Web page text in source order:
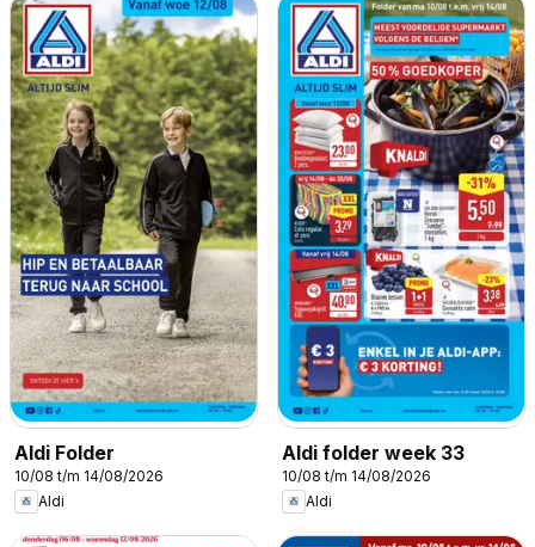
Aldi Folder
10/08 t/m 14/08/2026
Aldi
Aldi folder week 33
10/08 t/m 14/08/2026
Aldi